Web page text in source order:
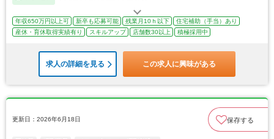
年収650万円以上可 新卒も応募可能 残業月10ｈ以下
住宅補助（手当）あり
産休・育休取得実績有り
スキルアップ 店舗数30以上 積極採用中
求人の詳細を見る この求人に興味がある
更新日：2026年6月18日 保存する